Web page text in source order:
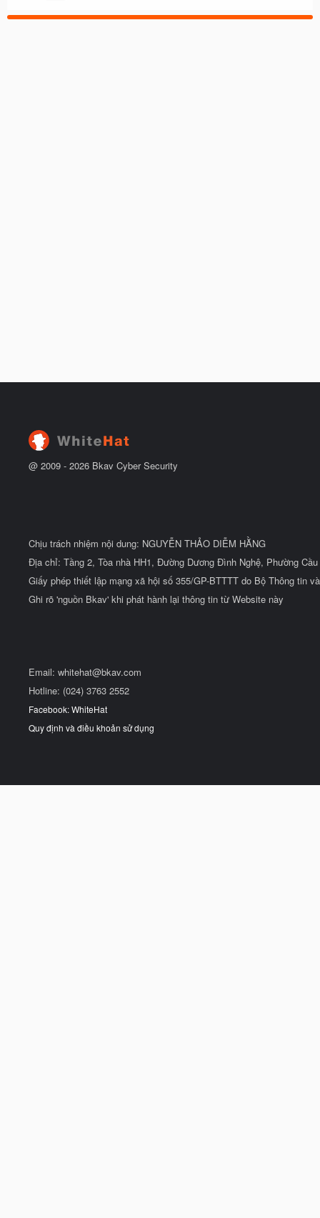
@ 2009 - 2026 Bkav Cyber Security
Chịu trách nhiệm nội dung: NGUYỄN THẢO DIỄM HẰNG
Địa chỉ: Tầng 2, Tòa nhà HH1, Đường Dương Đình Nghệ, Phường
Giấy phép thiết lập mạng xã hội số 355/GP-BTTTT do Bộ Thông tin
Ghi rõ 'nguồn Bkav' khi phát hành lại thông tin từ Website này
Email: whitehat@bkav.com
Hotline: (024) 3763 2552
Facebook: WhiteHat
Quy định và điều khoản sử dụng